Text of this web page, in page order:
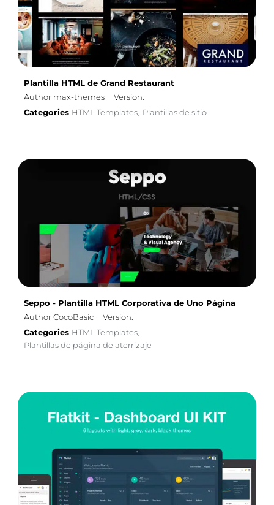
Plantilla HTML de Grand Restaurant
Author max-themes
Version:
Categories HTML Templates, Plantillas de sitio
Seppo - Plantilla HTML Corporativa de Uno Página
Author CocoBasic
Version:
Categories HTML Templates,
Plantillas de página de aterrizaje